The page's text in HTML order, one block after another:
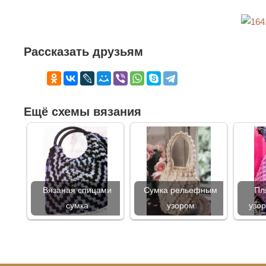
Рассказать друзьям
Ещё схемы вязания
Вязаная спицами
сумка
Сумка рельефным
узором